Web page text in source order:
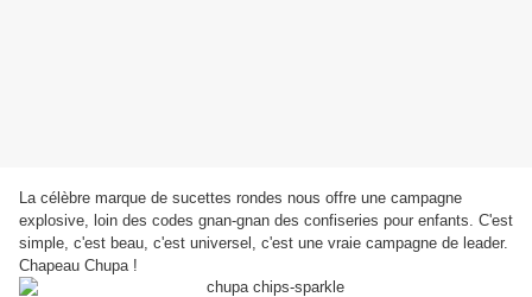
La célèbre marque de sucettes rondes nous offre une campagne
explosive, loin des codes gnan-gnan des confiseries pour enfants. C'est
simple, c'est beau, c'est universel, c'est une vraie campagne de leader.
Chapeau Chupa !